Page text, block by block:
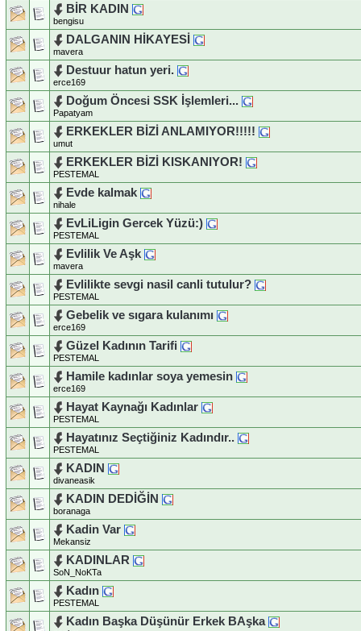
BİR KADIN
bengisu
DALGANIN HİKAYESİ
mavera
Destuur hatun yeri.
erce169
Doğum Öncesi SSK İşlemleri...
Papatyam
ERKEKLER BİZİ ANLAMIYOR!!!!!
umut
ERKEKLER BİZİ KISKANIYOR!
PESTEMAL
Evde kalmak
nihale
EvLiLigin Gercek Yüzü:)
PESTEMAL
Evlilik Ve Aşk
mavera
Evlilikte sevgi nasil canli tutulur?
PESTEMAL
Gebelik ve sıgara kulanımı
erce169
Güzel Kadının Tarifi
PESTEMAL
Hamile kadınlar soya yemesin
erce169
Hayat Kaynağı Kadınlar
PESTEMAL
Hayatınız Seçtiğiniz Kadındır..
PESTEMAL
KADIN
divaneasik
KADIN DEDİĞİN
boranaga
Kadin Var
Mekansiz
KADINLAR
SoN_NoKTa
Kadın
PESTEMAL
Kadın Başka Düşünür Erkek BAşka